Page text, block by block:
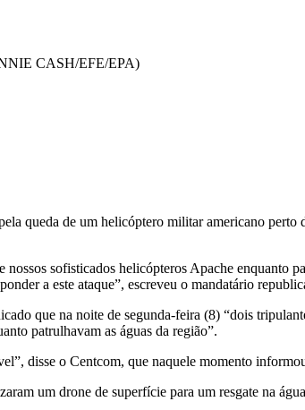
queda de um helicóptero militar americano perto
sofisticados helicópteros Apache
a este ataque”, escreveu o mandatário
que na noite de segunda-feira (8) “dois
patrulhavam as águas da região”.
disse o Centcom, que naquele momento
um drone de superfície para um resgate na